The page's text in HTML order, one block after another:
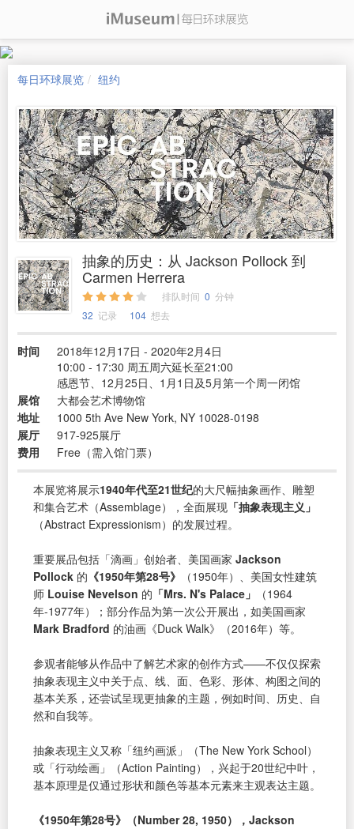
每日环球展览 纽约
抽象的历史：从 Jackson Pollock 到
Carmen Herrera
排队时间 0 分钟
32 记录 104 想去
时间
2018年12月17日 - 2020年2月4日
10:00 - 17:30 周五周六延长至21:00
感恩节、12月25日、1月1日及5月第一个周一闭馆
展馆
大都会艺术博物馆
地址
1000 5th Ave New York, NY 10028-0198
展厅
917-925展厅
费用
Free（需入馆门票）
本展览将展示1940年代至21世纪的大尺幅抽象画作、雕塑
和集合艺术（Assemblage），全面展现 「抽象表现主义」
（Abstract Expressionism）的发展过程。
重要展品包括「滴画」创始者、美国画家 Jackson
Pollock 的 《1950年第28号》
（1950年）、美国女性建筑
师 Louise Nevelson 的 「Mrs. N's Palace」
（1964
年-1977年）；部分作品为第一次公开展出，如美国画家
Mark Bradford 的油画《Duck Walk》（2016年）等。
参观者能够从作品中了解艺术家的创作方式——不仅仅探索
抽象表现主义中关于点、线、面、色彩、形体、构图之间的
基本关系，还尝试呈现更抽象的主题，例如时间、历史、自
然和自我等。
抽象表现主义又称「纽约画派」（The New York School）
或「行动绘画」（Action Painting），兴起于20世纪中叶，
基本原理是仅通过形状和颜色等基本元素来主观表达主题。
《1950年第28号》（Number 28, 1950），Jackson